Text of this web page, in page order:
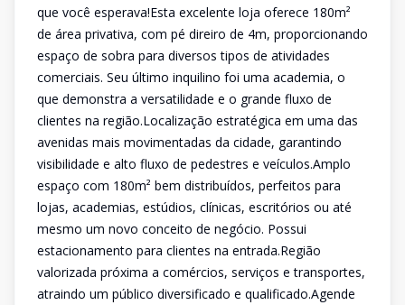
que você esperava!Esta excelente loja oferece 180m²
de área privativa, com pé direiro de 4m, proporcionando
espaço de sobra para diversos tipos de atividades
comerciais. Seu último inquilino foi uma academia, o
que demonstra a versatilidade e o grande fluxo de
clientes na região.Localização estratégica em uma das
avenidas mais movimentadas da cidade, garantindo
visibilidade e alto fluxo de pedestres e veículos.Amplo
espaço com 180m² bem distribuídos, perfeitos para
lojas, academias, estúdios, clínicas, escritórios ou até
mesmo um novo conceito de negócio. Possui
estacionamento para clientes na entrada.Região
valorizada próxima a comércios, serviços e transportes,
atraindo um público diversificado e qualificado.Agende